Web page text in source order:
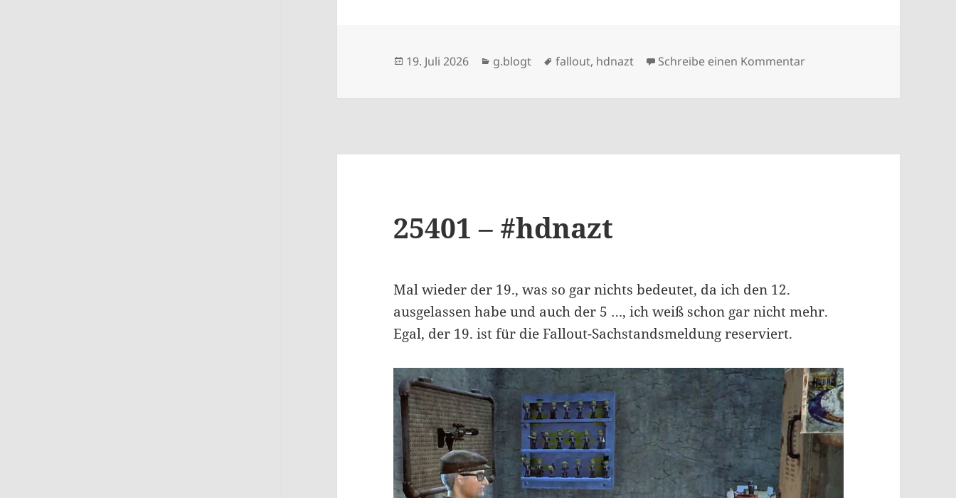
Veröffentlicht
19. Juli 2026 Kategorien
g.blogt Schlagwörter
fallout, hdnazt Schreibe einen Kommentarzu 25462 – #hdnazt Juli
25401 – #hdnazt
Mal wieder der 19., was so gar nichts bedeutet, da ich den 12.
ausgelassen habe und auch der 5 …, ich weiß schon gar nicht mehr.
Egal, der 19. ist für die Fallout-Sachstandsmeldung reserviert.